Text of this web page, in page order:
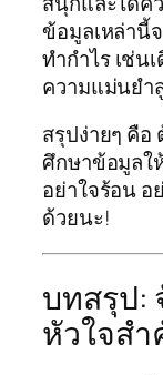
ข้อมูลเหล่านี้
ทำกำไร เช่น
ความแม่นยำ
สรุปง่ายๆ คือ
ศึกษาข้อมูลใ
อย่าใจร้อน อ
ด้วยนะ!
บทสรุป:
หัวใจส